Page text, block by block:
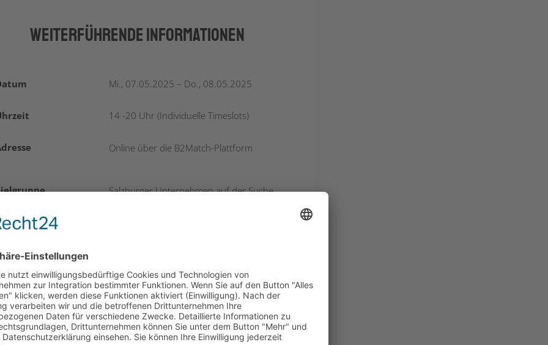
Weiterführende Informationen
Mi., 07.05.2025 – Do., 08.05.2025
14 -20 Uhr (Individuelle Timeslots)
Online über die B2Match-Plattform
Salzburger Unternehmen auf der Suche
für Nichtmitglieder 200 Euro (zzgl. USt)
pro Unternehmen
und
Alle Infos und Anmeldung auf der